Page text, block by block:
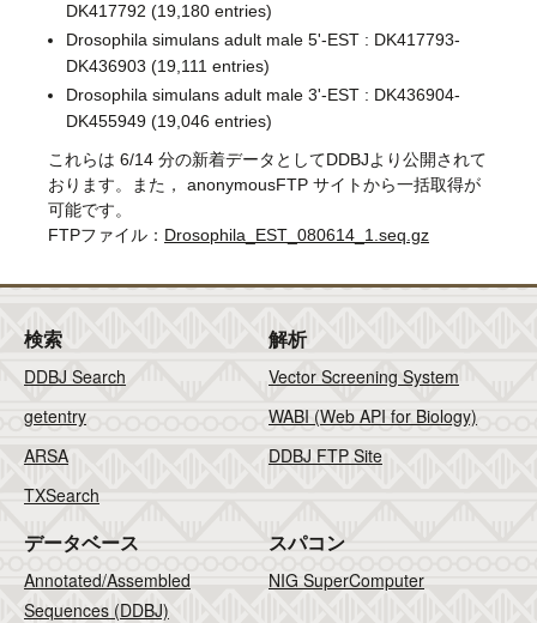
DK417792 (19,180 entries)
Drosophila simulans adult male 5'-EST : DK417793-
DK436903 (19,111 entries)
Drosophila simulans adult male 3'-EST : DK436904-
DK455949 (19,046 entries)
これらは 6/14 分の新着データとしてDDBJより公開されて
おります。また，
anonymousFTP サイトから一括取得が
可能です。
FTPファイル： Drosophila_EST_080614_1.seq.gz
検索
DDBJ Search
getentry
ARSA
TXSearch
解析
Vector Screening System
WABI (Web API for Biology)
DDBJ FTP Site
データベース
Annotated/Assembled
Sequences (DDBJ)
スパコン
NIG SuperComputer